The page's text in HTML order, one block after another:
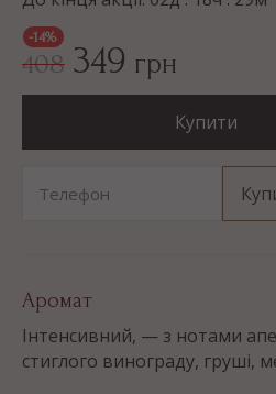
-14%
408 349 грн
Купити
Телефон
Аромат
Інтенсивний, — з нотами
стиглого винограду, груші,